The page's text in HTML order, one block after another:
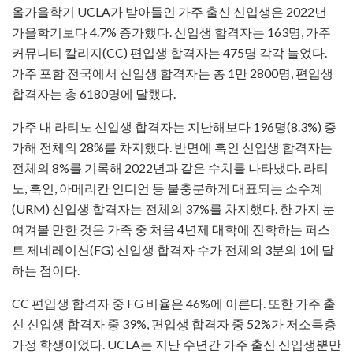
올가을학기 UCLA가 받아들인 가주 출신 신입생은 2022년
가을학기보다 4.7% 증가했다. 신입생 합격자는 163명, 가주
커뮤니티 칼리지(CC) 편입생 합격자는 475명 각각 늘었다.
가주 포함 전국에서 신입생 합격자는 총 1만 2800명, 편입생
합격자는 총 6180명에 달했다.
가주 내 라티노 신입생 합격자는 지난해보다 196명(8.3%) 증
가해 전체의 28%를 차지했다. 반면에 흑인 신입생 합격자는
전체의 8%를 기록해 2022년과 같은 수치를 나타냈다. 라티
노, 흑인, 아메리칸 인디언 등 불충분하게 대표되는 소수계
(URM) 신입생 합격자는 전체의 37%를 차지했다. 한 가지 눈
여겨볼 만한 것은 가족 중 처음 4년제 대학에 진학하는 퍼스
트 제네레이션(FG) 신입생 합격자 수가 전체의 3분의 1에 달
하는 점이다.
CC 편입생 합격자 중 FG 비율은 46%에 이른다. 또한 가주 출
신 신입생 합격자 중 39%, 편입생 합격자 중 52%가 저소득층
가정 학생이었다. UCLA는 지난 수년간 가주 출신 신입생뿐만